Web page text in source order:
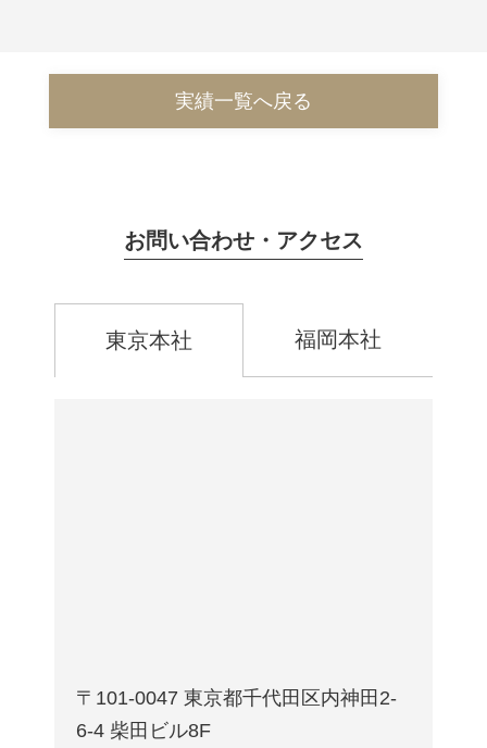
実績一覧へ戻る
お問い合わせ・アクセス
東京本社 福岡本社
〒101-0047 東京都千代田区内神田2-
6-4 柴田ビル8F